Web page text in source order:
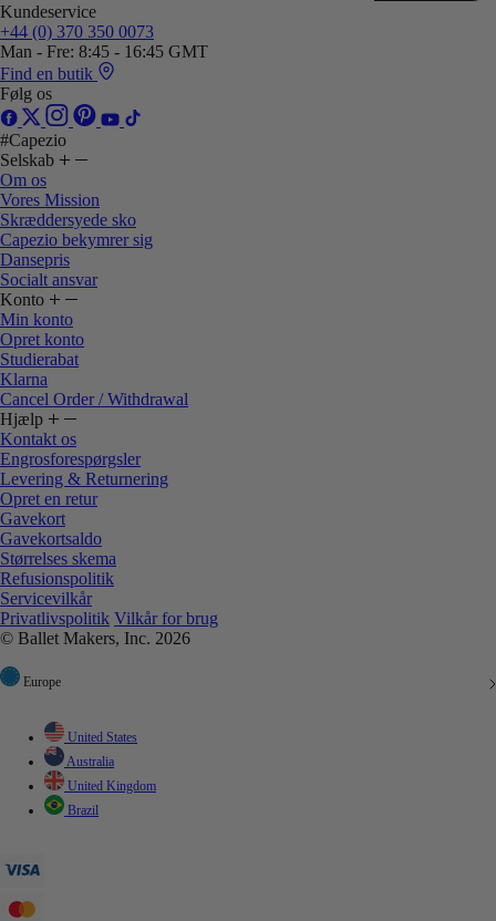
Kundeservice
+44 (0) 370 350 0073
Man - Fre: 8:45 - 16:45 GMT
Find en butik
Følg os
#Capezio
Selskab
Om os
Vores Mission
Skræddersyede sko
Capezio bekymrer sig
Dansepris
Socialt ansvar
Konto
Min konto
Opret konto
Studierabat
Klarna
Cancel Order / Withdrawal
Hjælp
Kontakt os
Engrosforespørgsler
Levering & Returnering
Opret en retur
Gavekort
Gavekortsaldo
Størrelses skema
Refusionspolitik
Servicevilkår
Privatlivspolitik Vilkår for brug
© Ballet Makers, Inc. 2026
Europe
United States
Australia
United Kingdom
Brazil